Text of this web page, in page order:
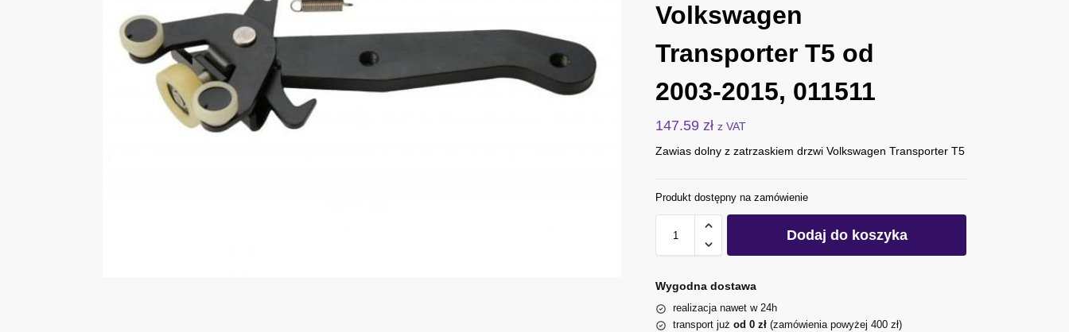
Volkswagen
Transporter T5 od
2003-2015, 011511
147.59 zł z VAT
Zawias dolny z zatrzaskiem drzwi Volkswagen Transporter T5
Produkt dostępny na zamówienie
Dodaj do koszyka
Wygodna dostawa
realizacja nawet w 24h
transport jużod 0 zł (zamówienia powyżej 400 zł)